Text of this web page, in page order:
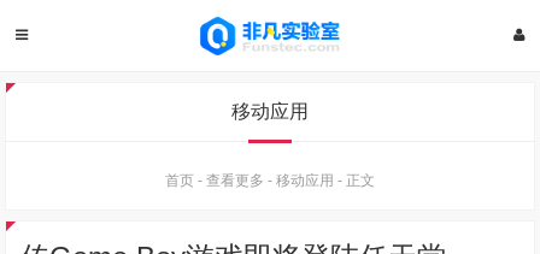
移动应用
首页 - 查看更多 - 移动应用 - 正文